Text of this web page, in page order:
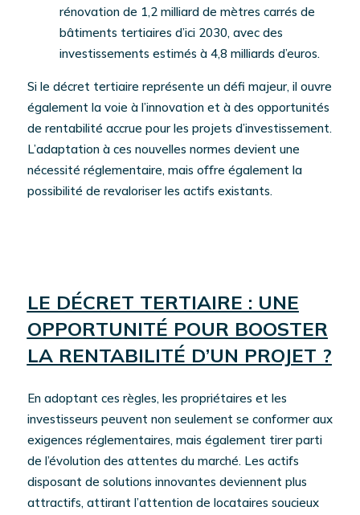
rénovation de 1,2 milliard de mètres carrés de
bâtiments tertiaires d’ici 2030, avec des
investissements estimés à 4,8 milliards d’euros.
Si le décret tertiaire représente un défi majeur, il ouvre
également la voie à l’innovation et à des opportunités
de rentabilité accrue pour les projets d’investissement.
L’adaptation à ces nouvelles normes devient une
nécessité réglementaire, mais offre également la
possibilité de revaloriser les actifs existants.
LE DÉCRET TERTIAIRE : UNE
OPPORTUNITÉ POUR BOOSTER
LA RENTABILITÉ D’UN PROJET ?
En adoptant ces règles, les propriétaires et les
investisseurs peuvent non seulement se conformer aux
exigences réglementaires, mais également tirer parti
de l’évolution des attentes du marché. Les actifs
disposant de solutions innovantes deviennent plus
attractifs, attirant l’attention de locataires soucieux